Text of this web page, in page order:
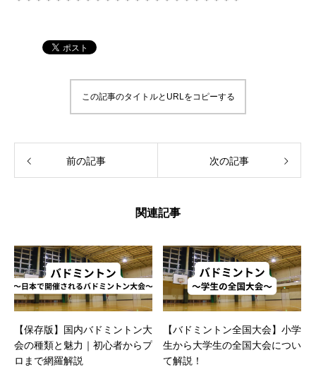
この記事のタイトルとURLをコピーする
前の記事 次の記事
関連記事
【保存版】国内バドミントン大
会の種類と魅力｜初心者からプ
ロまで網羅解説
【バドミントン全国大会】小学
生から大学生の全国大会につい
て解説！